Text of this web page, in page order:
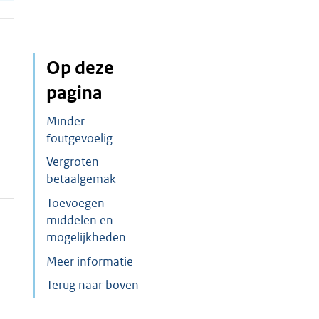
Op deze
pagina
Minder
foutgevoelig
Vergroten
betaalgemak
Toevoegen
middelen en
mogelijkheden
Meer informatie
Terug naar boven